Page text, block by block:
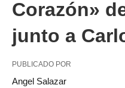
Corazón»
junto a
PUBLICADO POR
Angel Salazar